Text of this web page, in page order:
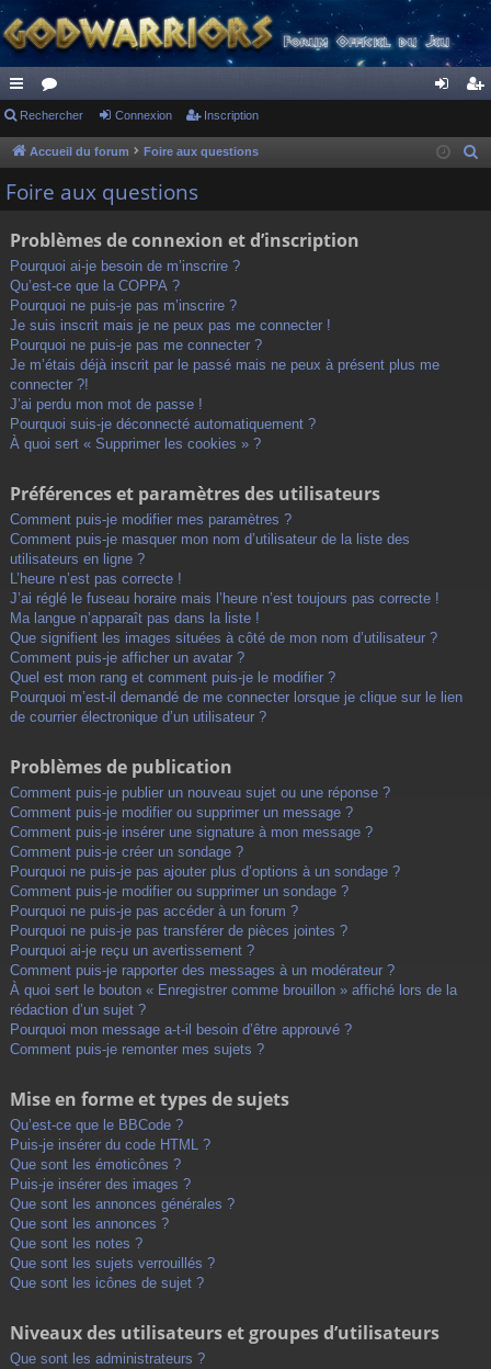
ac
co
ur
s
or
u ne cri
Rechercher Connexion Inscription
Accueil du forum Foire aux questions
Foire aux questions
Problèmes de connexion et d’inscription
Pourquoi ai-je besoin de m’inscrire ?
Qu’est-ce que la COPPA ?
Pourquoi ne puis-je pas m’inscrire ?
Je suis inscrit mais je ne peux pas me connecter !
Pourquoi ne puis-je pas me connecter ?
Je m’étais déjà inscrit par le passé mais ne peux à présent plus me
connecter ?!
J’ai perdu mon mot de passe !
Pourquoi suis-je déconnecté automatiquement ?
À quoi sert « Supprimer les cookies » ?
Préférences et paramètres des utilisateurs
Comment puis-je modifier mes paramètres ?
Comment puis-je masquer mon nom d’utilisateur de la liste des
utilisateurs en ligne ?
L’heure n’est pas correcte !
J’ai réglé le fuseau horaire mais l’heure n’est toujours pas correcte !
Ma langue n’apparaît pas dans la liste !
Que signifient les images situées à côté de mon nom d’utilisateur ?
Comment puis-je afficher un avatar ?
Quel est mon rang et comment puis-je le modifier ?
Pourquoi m’est-il demandé de me connecter lorsque je clique sur le lien
de courrier électronique d’un utilisateur ?
Problèmes de publication
Comment puis-je publier un nouveau sujet ou une réponse ?
Comment puis-je modifier ou supprimer un message ?
Comment puis-je insérer une signature à mon message ?
Comment puis-je créer un sondage ?
Pourquoi ne puis-je pas ajouter plus d’options à un sondage ?
Comment puis-je modifier ou supprimer un sondage ?
Pourquoi ne puis-je pas accéder à un forum ?
Pourquoi ne puis-je pas transférer de pièces jointes ?
Pourquoi ai-je reçu un avertissement ?
Comment puis-je rapporter des messages à un modérateur ?
À quoi sert le bouton « Enregistrer comme brouillon » affiché lors de la
rédaction d’un sujet ?
Pourquoi mon message a-t-il besoin d’être approuvé ?
Comment puis-je remonter mes sujets ?
Mise en forme et types de sujets
Qu’est-ce que le BBCode ?
Puis-je insérer du code HTML ?
Que sont les émoticônes ?
Puis-je insérer des images ?
Que sont les annonces générales ?
Que sont les annonces ?
Que sont les notes ?
Que sont les sujets verrouillés ?
Que sont les icônes de sujet ?
Niveaux des utilisateurs et groupes d’utilisateurs
Que sont les administrateurs ?